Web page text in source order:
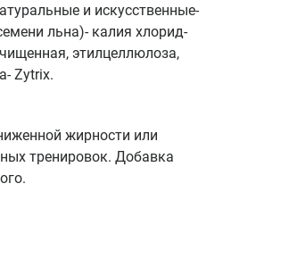
и искусственные-
льна)- калия хлорид-
этилцеллюлоза,
Zytrix.
жирности или
тренировок. Добавка